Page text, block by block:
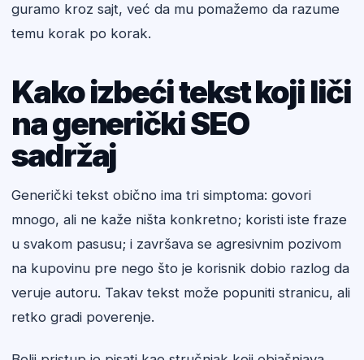
guramo kroz sajt, već da mu pomažemo da razume
temu korak po korak.
Kako izbeći tekst koji liči
na generički SEO
sadržaj
Generički tekst obično ima tri simptoma: govori
mnogo, ali ne kaže ništa konkretno; koristi iste fraze
u svakom pasusu; i završava se agresivnim pozivom
na kupovinu pre nego što je korisnik dobio razlog da
veruje autoru. Takav tekst može popuniti stranicu, ali
retko gradi poverenje.